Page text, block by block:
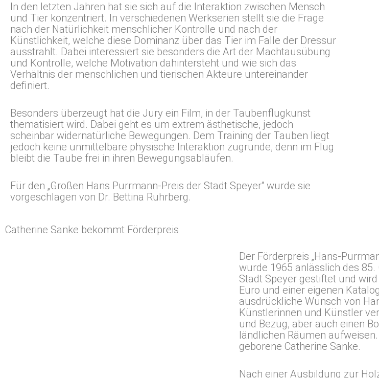
In den letzten Jahren hat sie sich auf die Interaktion zwischen Mensch
und Tier konzentriert. In verschiedenen Werkserien stellt sie die Frage
nach der Natürlichkeit menschlicher Kontrolle und nach der
Künstlichkeit, welche diese Dominanz über das Tier im Falle der Dressur
ausstrahlt. Dabei interessiert sie besonders die Art der Machtausübung
und Kontrolle, welche Motivation dahintersteht und wie sich das
Verhältnis der menschlichen und tierischen Akteure untereinander
definiert.
Besonders überzeugt hat die Jury ein Film, in der Taubenflugkunst
thematisiert wird. Dabei geht es um extrem ästhetische, jedoch
scheinbar widernatürliche Bewegungen. Dem Training der Tauben liegt
jedoch keine unmittelbare physische Interaktion zugrunde, denn im Flug
bleibt die Taube frei in ihren Bewegungsabläufen.
Für den „Großen Hans Purrmann-Preis der Stadt Speyer“ wurde sie
vorgeschlagen von Dr. Bettina Ruhrberg.
Catherine Sanke bekommt Förderpreis
Der Förderpreis „Hans-
wurde 1965 anlässlich des
Stadt Speyer gestiftet und
Euro und einer eigenen
ausdrückliche Wunsch von
Künstlerinnen und Künstler
und Bezug, aber auch einen
ländlichen Räumen
geborene Catherine Sanke.
Nach einer Ausbildung zur